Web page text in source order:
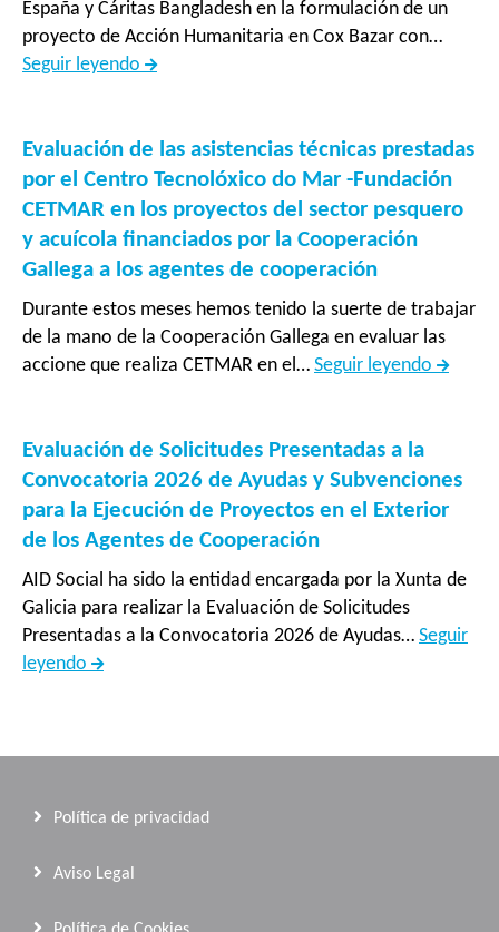
sociocultural
de
población
comunidades
de
acogida
de
cantones
fronterizos
España y Cáritas Bangladesh en la formulación de un
proyecto de Acción Humanitaria en Cox Bazar con…
Seguir leyendo Apoyo
formulación
de
proyecto
de
Acción
Humanitaria
en
Bangladesh
Evaluación de las asistencias técnicas prestadas
por el Centro Tecnolóxico do Mar -Fundación
CETMAR en los proyectos del sector pesquero
y acuícola financiados por la Cooperación
Gallega a los agentes de cooperación
Durante estos meses hemos tenido la suerte de trabajar
de la mano de la Cooperación Gallega en evaluar las
accione que realiza CETMAR en el… Seguir leyendo
Centro
do
Evaluación de Solicitudes Presentadas a la
Convocatoria 2026 de Ayudas y Subvenciones
para la Ejecución de Proyectos en el Exterior
de los Agentes de Cooperación
AID Social ha sido la entidad encargada por la Xunta de
Galicia para realizar la Evaluación de Solicitudes
Presentadas a la Convocatoria 2026 de Ayudas… Seguir
leyendo Evaluación
Convocatoria
de
Política de privacidad
Aviso Legal